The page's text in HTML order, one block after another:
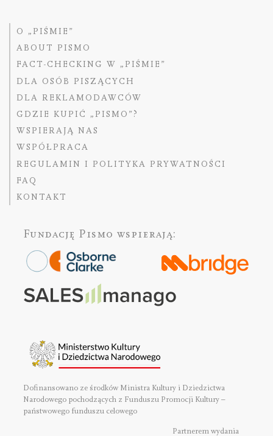
O „PIŚMIE”
ABOUT PISMO
FACT-CHECKING W „PIŚMIE”
DLA OSÓB PISZĄCYCH
DLA REKLAMODAWCÓW
GDZIE KUPIĆ „PISMO”?
WSPIERAJĄ NAS
WSPÓŁPRACA
REGULAMIN I POLITYKA PRYWATNOŚCI
FAQ
KONTAKT
Fundację Pismo wspierają:
Dofinansowano ze środków Ministra Kultury i Dziedzictwa
Narodowego pochodzących z Funduszu Promocji Kultury –
państwowego funduszu celowego
Partnerem wydania